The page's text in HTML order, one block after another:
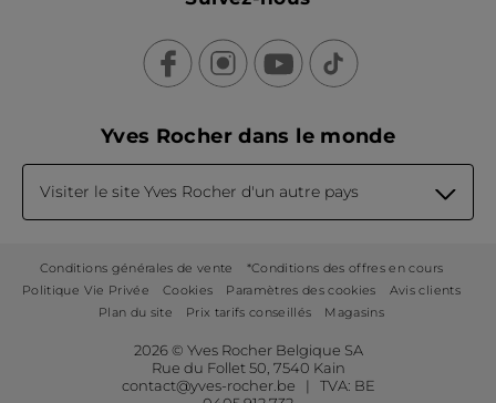
Yves Rocher dans le monde
Visiter le site Yves Rocher d'un autre pays
Conditions générales de vente
*Conditions des offres en cours
Politique Vie Privée
Cookies Paramètres des cookies
Avis clients
Plan du site
Prix tarifs conseillés Magasins
2026 © Yves Rocher Belgique SA
Rue du Follet 50, 7540 Kain
contact@yves-rocher.be | TVA: BE